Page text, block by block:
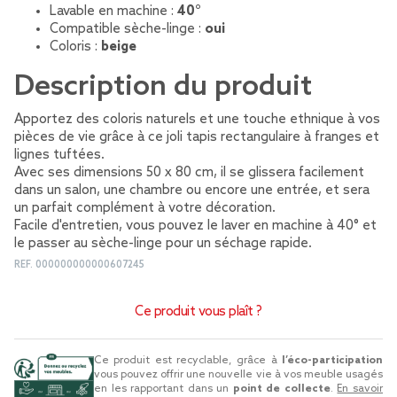
Lavable en machine : 40°
Compatible sèche-linge : oui
Coloris : beige
Description du produit
Apportez des coloris naturels et une touche ethnique à vos
pièces de vie grâce à ce joli tapis rectangulaire à franges et
lignes tuftées.
Avec ses dimensions 50 x 80 cm, il se glissera facilement
dans un salon, une chambre ou encore une entrée, et sera
un parfait complément à votre décoration.
Facile d'entretien, vous pouvez le laver en machine à 40° et
le passer au sèche-linge pour un séchage rapide.
REF. 000000000000607245
Ce produit vous plaît ?
Ce produit est recyclable, grâce à
l’éco-participation
vous pouvez offrir une nouvelle vie à vos meuble usagés
en les rapportant dans un point de collecte. En savoir